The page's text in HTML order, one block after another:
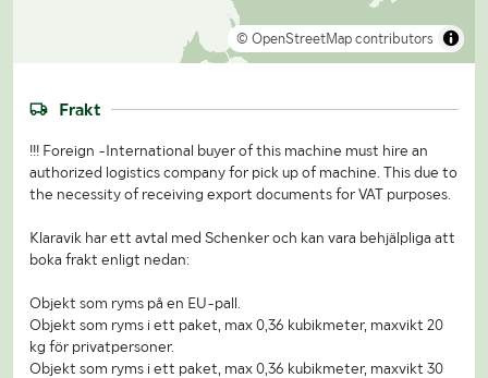
© OpenStreetMap contributors
Frakt
!!! Foreign -International buyer of this machine must hire an
authorized logistics company for pick up of machine. This due to
the necessity of receiving export documents for VAT purposes.
Klaravik har ett avtal med Schenker och kan vara behjälpliga att
boka frakt enligt nedan:
Objekt som ryms på en EU-pall.
Objekt som ryms i ett paket, max 0,36 kubikmeter, maxvikt 20
kg för privatpersoner.
Objekt som ryms i ett paket, max 0,36 kubikmeter, maxvikt 30